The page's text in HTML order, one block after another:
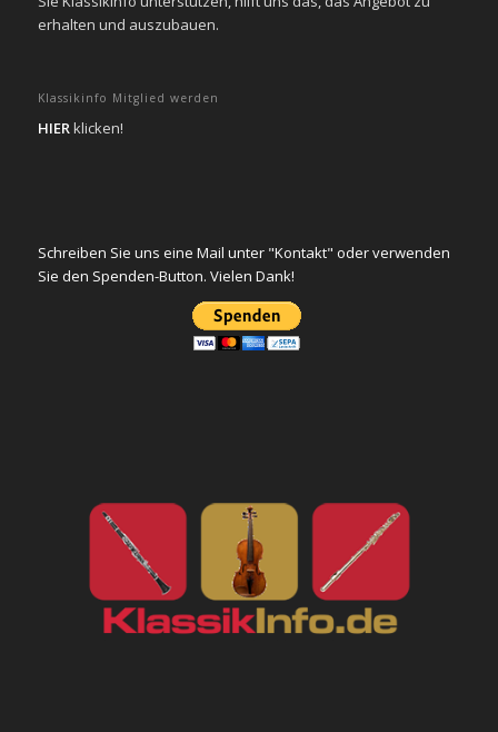
erhalten und auszubauen.
Klassikinfo Mitglied werden
HIERklicken!
Schreiben Sie uns eine Mail unter "Kontakt" oder verwenden
Sie den Spenden-Button. Vielen Dank!